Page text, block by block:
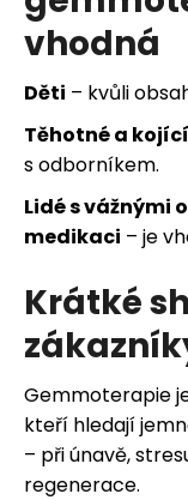
vhodná
Děti – kvůli
Těhotné a
s odborníkem.
Lidé s vážnými
medikaci – je
Krátké
Gemmoterapie
kteří hledají
– při únavě,
regenerace.